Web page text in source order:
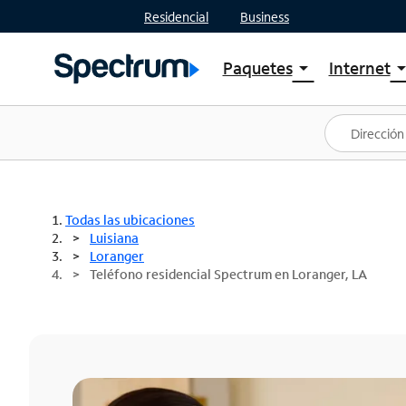
Residencial Business
Paquetesarrow_drop_down
Ver paquetes
Spectrum One
Mejores ofertas
Internetarrow_drop_down
Planes
Todas las ubicaciones
Luisiana
Loranger
Teléfono residencial Spectrum en Loranger, LA